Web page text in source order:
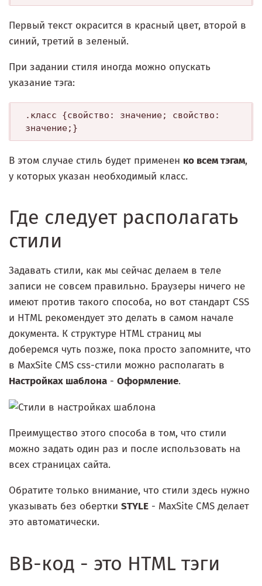
Первый текст окрасится в красный цвет, второй в
синий, третий в зеленый.
При задании стиля иногда можно опускать
указание тэга:
.класс {свойство: значение; свойство:
В этом случае стиль будет применен ко всем тэгам,
у которых указан необходимый класс.
Где следует располагать
стили
Задавать стили, как мы сейчас делаем в теле
записи не совсем правильно. Браузеры ничего не
имеют против такого способа, но вот стандарт CSS
и HTML рекомендует это делать в самом начале
документа. К структуре HTML страниц мы
доберемся чуть позже, пока просто запомните, что
в MaxSite CMS css-стили можно располагать в
Настройках шаблона - Оформление.
Преимущество этого способа в том, что стили
можно задать один раз и после использовать на
всех страницах сайта.
Обратите только внимание, что стили здесь нужно
указывать без обертки STYLE - MaxSite CMS делает
это автоматически.
BB-код - это HTML тэги